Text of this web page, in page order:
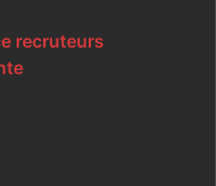
recruteurs